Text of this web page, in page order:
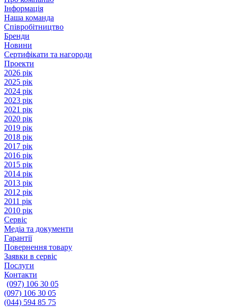
Інформація
Наша команда
Співробітництво
Бренди
Новини
Сертифікати та нагороди
Проекти
2026 рік
2025 рік
2024 рік
2023 рік
2021 рік
2020 рік
2019 рік
2018 рік
2017 рік
2016 рік
2015 рік
2014 рік
2013 рік
2012 рік
2011 рік
2010 рік
Сервіс
Медіа та документи
Гарантії
Повернення товару
Заявки в сервіс
Послуги
Контакти
(097) 106 30 05
(097) 106 30 05
(044) 594 85 75